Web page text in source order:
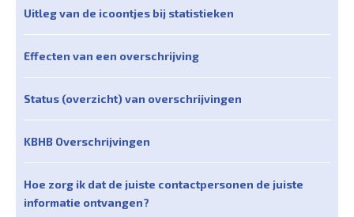
Uitleg van de icoontjes bij statistieken
Effecten van een overschrijving
Status (overzicht) van overschrijvingen
KBHB Overschrijvingen
Hoe zorg ik dat de juiste contactpersonen de juiste
informatie ontvangen?